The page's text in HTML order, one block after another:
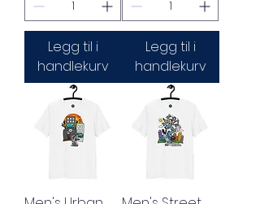
Legg til i
handlekurv
Legg til i
handlekurv